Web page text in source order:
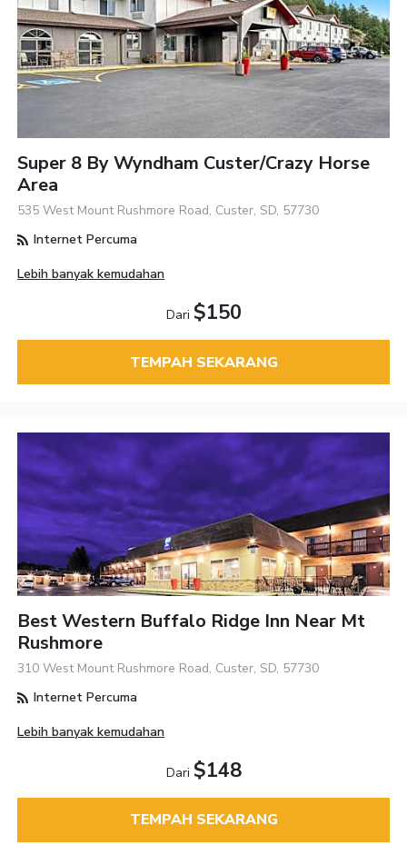
Super 8 By Wyndham Custer/Crazy Horse
Area
535 West Mount Rushmore Road, Custer, SD, 57730
Internet Percuma
Lebih banyak kemudahan
Dari $150
TEMPAH SEKARANG
Best Western Buffalo Ridge Inn Near Mt
Rushmore
310 West Mount Rushmore Road, Custer, SD, 57730
Internet Percuma
Lebih banyak kemudahan
Dari $148
TEMPAH SEKARANG